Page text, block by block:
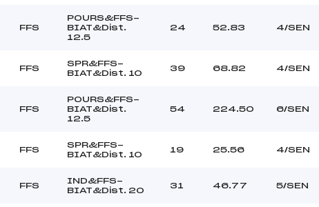
FFS
POURS&FFS-
BIAT&Dist.
12.5
24 52.83 4/SEN
FFS
SPR&FFS-
BIAT&Dist. 10
39 68.82 4/SEN
FFS
POURS&FFS-
BIAT&Dist.
12.5
54 224.50 6/SEN
FFS
SPR&FFS-
BIAT&Dist. 10
19 25.56 4/SEN
FFS
IND&FFS-
BIAT&Dist. 20
31 46.77 5/SEN